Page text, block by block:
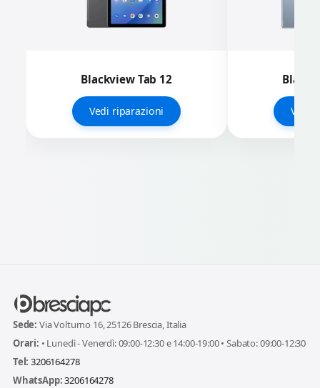
Blackview Tab 12
Vedi riparazioni Vedi
Sede: Via Volturno 16, 25126 Brescia, Italia
Orari: • Lunedì - Venerdì: 09:00-12:30 e 14:00-19:00 • Sabato: 09:00-12:30
Tel: 3206164278
WhatsApp:3206164278